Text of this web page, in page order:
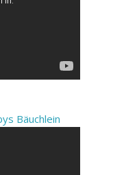
Bäuchlein